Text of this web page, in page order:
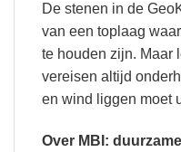
De stenen in de
van een toplaag
te houden zijn. Maar
vereisen altijd
en wind liggen moet
Over MBI: